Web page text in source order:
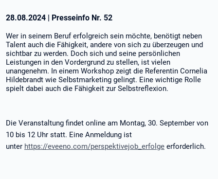
28.08.2024 | Presseinfo Nr. 52
Wer in seinem Beruf erfolgreich sein möchte, benötigt neben
Talent auch die Fähigkeit, andere von sich zu überzeugen und
sichtbar zu werden. Doch sich und seine persönlichen
Leistungen in den Vordergrund zu stellen, ist vielen
unangenehm. In einem Workshop zeigt die Referentin Cornelia
Hildebrandt wie Selbstmarketing gelingt. Eine wichtige Rolle
spielt dabei auch die Fähigkeit zur Selbstreflexion.
Die Veranstaltung findet online am Montag, 30. September von
10 bis 12 Uhr statt. Eine Anmeldung ist
unter https://eveeno.com/perspektivejob_erfolge erforderlich.